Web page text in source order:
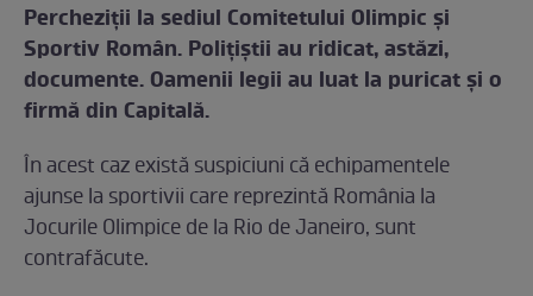
Percheziţii la sediul Comitetului Olimpic şi
Sportiv Român. Polițiștii au ridicat, astăzi,
documente. Oamenii legii au luat la puricat şi o
firmă din Capitală.
În acest caz există suspiciuni că echipamentele
ajunse la sportivii care reprezintă România la
Jocurile Olimpice de la Rio de Janeiro, sunt
contrafăcute.